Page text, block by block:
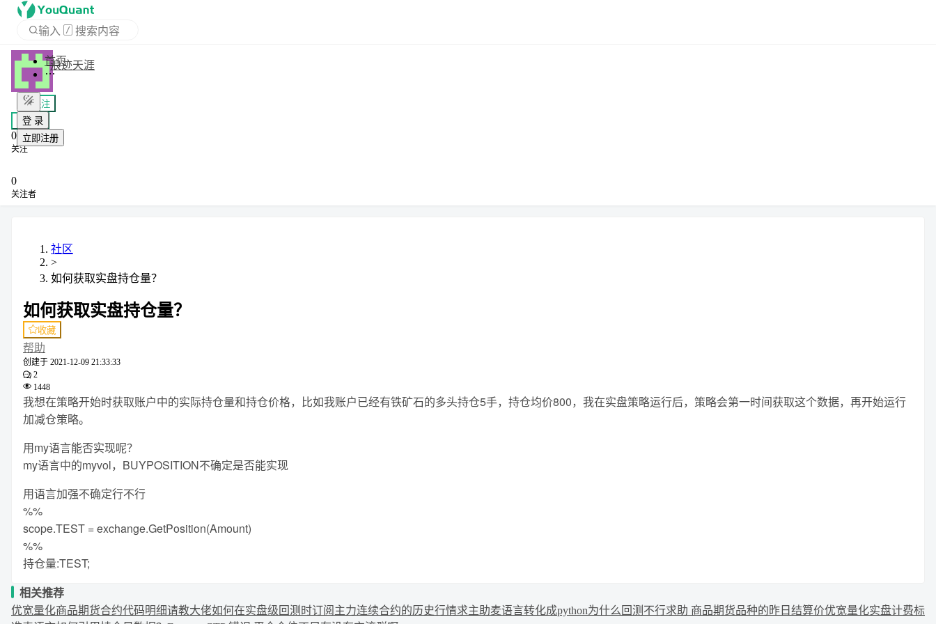
输入 / 搜索内容
首页
APP
登 录
立即注册
浪迹天涯
+ 关注
私信
0
关注
0
关注者
社区
>
如何获取实盘持仓量？
如何获取实盘持仓量？
收藏
帮助
创建于 2021-12-09 21:33:33
2
1448
我想在策略开始时获取账户中的实际持仓量和持仓价格，比如我账户已经有铁矿石的多头持仓5手，持仓均价800，我在实盘策略运行后，策略会第一时间获取这个数据，再开始运行
加减仓策略。
用my语言能否实现呢？
my语言中的myvol，BUYPOSITION不确定是否能实现
用语言加强不确定行不行
%%
scope.TEST = exchange.GetPosition(Amount)
%%
持仓量:TEST;
相关推荐
优宽量化商品期货合约代码明细请教大佬如何在实盘级回测时订阅主力连续合约的历史行情求主助麦语言转化成python为什么回测不行求助 商品期货品种的昨日结算价优宽量化实盘计费标